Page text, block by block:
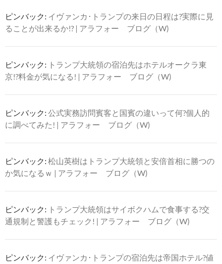
ピンバック: イヴァンカ･トランプの来日の日程は?実際に見
ることが出来るか!? | アラフォー ブログ（W)
ピンバック: トランプ大統領の宿泊先はホテルオークラ東
京!?料金が気になる! | アラフォー ブログ（W)
ピンバック: 公式実務訪問賓客と国賓の違いって何?個人的
に調べてみた! | アラフォー ブログ（W)
ピンバック: 松山英樹はトランプ大統領と安倍首相に勝つの
か気になるｗ | アラフォー ブログ（W)
ピンバック: トランプ大統領はサイボクハムで食事する?交
通規制と警護もチェック! | アラフォー ブログ（W)
ピンバック: イヴァンカ･トランプの宿泊先は帝国ホテル?値